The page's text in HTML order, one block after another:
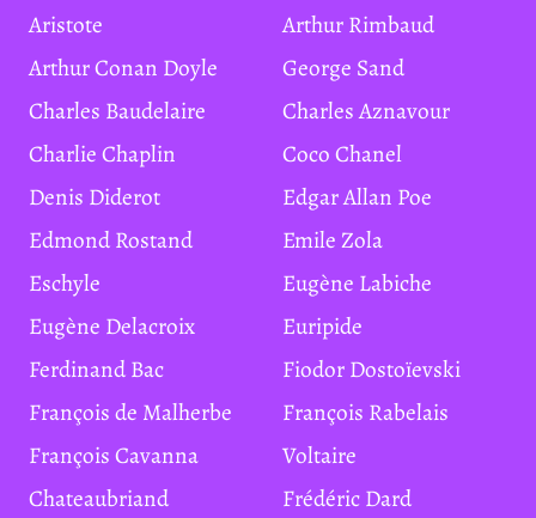
Aristote
Arthur Rimbaud
Arthur Conan Doyle
George Sand
Charles Baudelaire
Charles Aznavour
Charlie Chaplin
Coco Chanel
Denis Diderot
Edgar Allan Poe
Edmond Rostand
Emile Zola
Eschyle
Eugène Labiche
Eugène Delacroix
Euripide
Ferdinand Bac
Fiodor Dostoïevski
François de Malherbe
François Rabelais
François Cavanna
Voltaire
Chateaubriand
Frédéric Dard